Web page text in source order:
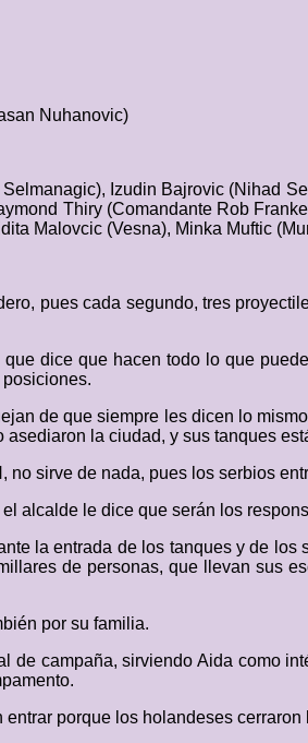
Nuhanovic)
Izudin Bajrovic (Nihad
Thiry (Comandante Rob
Malovcic (Vesna), Minka Muftic
pues cada segundo, tres
dice que hacen todo lo que
de que siempre les dicen lo
la ciudad, y sus tanques
sirve de nada, pues los serbios
alcalde le dice que serán los
la entrada de los tanques y de
de personas, que llevan sus
por su familia.
campaña, sirviendo Aida como
porque los holandeses cerraron